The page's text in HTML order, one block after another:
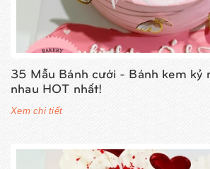
35 Mẫu Bánh cưới - Bánh kem kỷ
nhau HOT nhất!
Xem chi tiết